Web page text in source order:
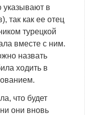
указывают в
так как ее отец
турецкой
вместе с ним.
назвать
ходить в
что будет
они вновь